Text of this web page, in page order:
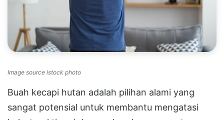
Image source istock photo
Buah kecapi hutan adalah pilihan alami yang
sangat potensial untuk membantu mengatasi